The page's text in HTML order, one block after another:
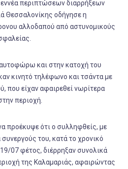
εννέα περιπτώσεων διαρρήξεων
Θεσσαλονίκης οδήγησε η
αλλοδαπού από αστυνομικούς
και στην κατοχή του
κινητό τηλέφωνο και τσάντα με
που είχαν αφαιρεθεί νωρίτερα
περιοχή.
προέκυψε ότι ο συλληφθείς, με
του, κατά το χρονικό
07 φέτος, διέρρηξαν συνολικά
της Καλαμαριάς, αφαιρώντας